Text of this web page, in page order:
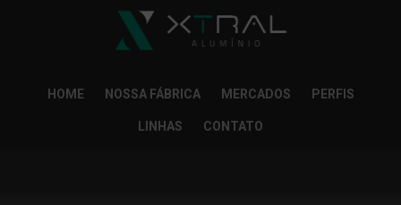
HOME NOSSA FÁBRICA MERCADOS PERFIS
LINHAS CONTATO